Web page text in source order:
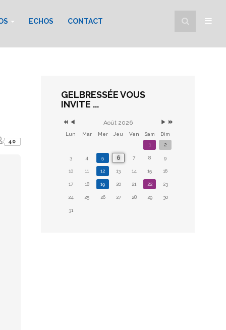
ECHOS CONTACT
40
GELBRESSÉE VOUS
INVITE ...
Août 2026
Lun Mar Mer Jeu Ven Sam
Dim
1
2
3 4 5 6 7 8 9
10 11 12 13 14 15 16
17 18 19 20 21 22 23
24 25 26 27 28 29 30
31